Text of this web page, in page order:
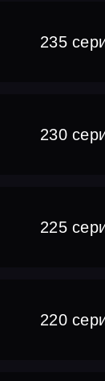
235
230
225
220